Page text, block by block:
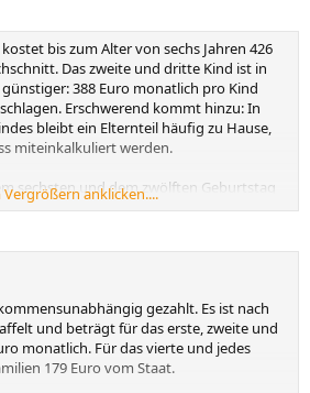
wird kinderarme Gesellschaft
Tatsächlich verfügen Paare mit Kindern
das vergleichbare Paare
wird durch die Kinder und die
aufgezehrt. Für andere
bis zum Alter von sechs Jahren 426
Das zweite und dritte Kind ist in
388 Euro monatlich pro Kind
Erschwerend kommt hinzu: In
bleibt ein Elternteil häufig zu Hause,
miteinkalkuliert werden.
sechsten und dem zwölften Geburtstag
500 Euro im Monat pro Kind.
dem 12 und dem 18. Lebensjahr kostet ein
Bis zum 18. Geburtstag haben deutsche
zu finanzieren, kommt noch einiges an
kostet nach Schätzungen der
45.000 Euro ein Medizinstudium,
Vergrößern anklicken....
gezahlt. Es ist nach
und beträgt für das erste, zweite und
monatlich. Für das vierte und jedes
179 Euro vom Staat.